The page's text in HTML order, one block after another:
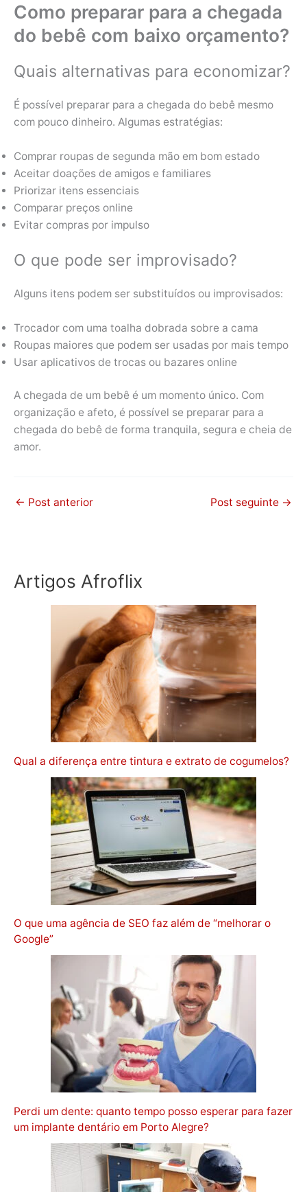
Como preparar para a chegada
do bebê com baixo orçamento?
Quais alternativas para economizar?
É possível preparar para a chegada do bebê mesmo
com pouco dinheiro. Algumas estratégias:
Comprar roupas de segunda mão em bom estado
Aceitar doações de amigos e familiares
Priorizar itens essenciais
Comparar preços online
Evitar compras por impulso
O que pode ser improvisado?
Alguns itens podem ser substituídos ou improvisados:
Trocador com uma toalha dobrada sobre a cama
Roupas maiores que podem ser usadas por mais tempo
Usar aplicativos de trocas ou bazares online
A chegada de um bebê é um momento único. Com
organização e afeto, é possível se preparar para a
chegada do bebê de forma tranquila, segura e cheia de
amor.
← Post anterior Post seguinte →
Artigos Afroflix
Qual a diferença entre tintura e extrato de cogumelos?
O que uma agência de SEO faz além de “melhorar o
Google”
Perdi um dente: quanto tempo posso esperar para fazer
um implante dentário em Porto Alegre?